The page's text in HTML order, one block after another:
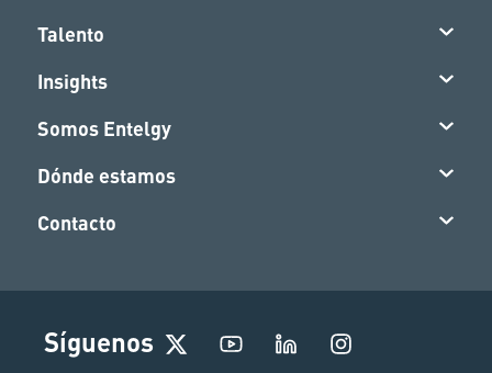
Talento
Insights
Somos Entelgy
Dónde estamos
Contacto
Síguenos
I
n